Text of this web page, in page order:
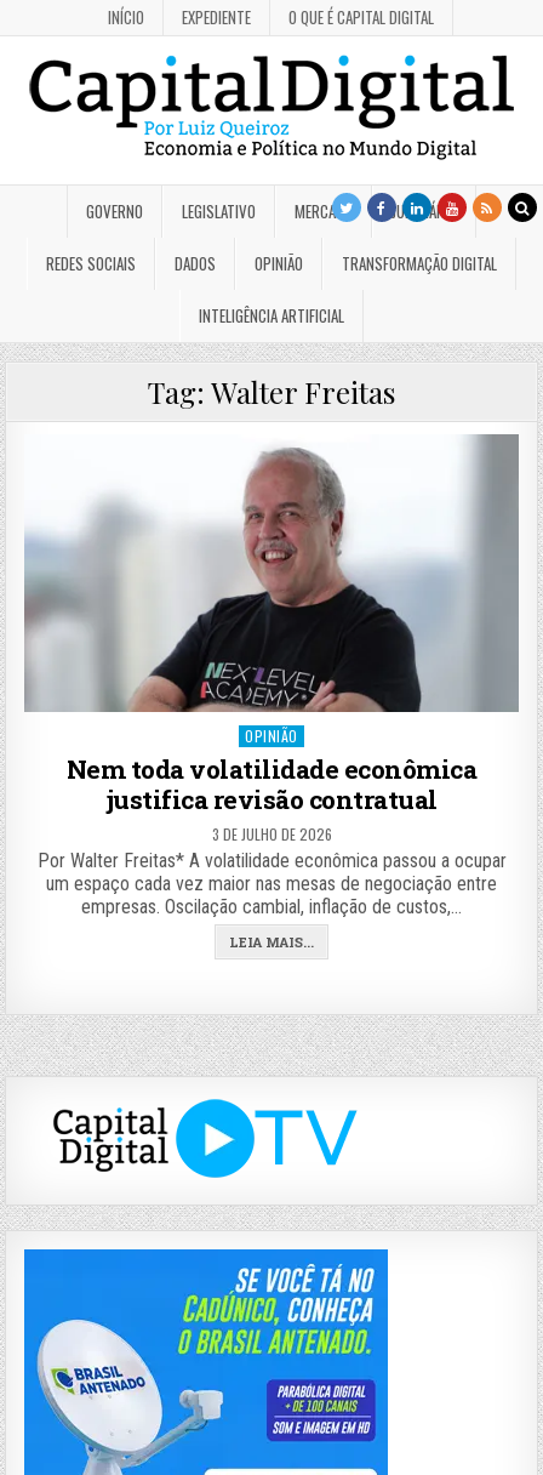
INÍCIO EXPEDIENTE O QUE É CAPITAL DIGITAL
GOVERNO LEGISLATIVO MERCADO JUDICIÁRIO
REDES SOCIAIS DADOS OPINIÃO TRANSFORMAÇÃO DIGITAL
INTELIGÊNCIA ARTIFICIAL
Tag: Walter Freitas
Posted
in
OPINIÃO
Nem toda volatilidade econômica
justifica revisão contratual
3 DE JULHO DE 2026
Por Walter Freitas* A volatilidade econômica passou a ocupar
um espaço cada vez maior nas mesas de negociação entre
empresas. Oscilação cambial, inflação de custos,…
LEIA MAIS...